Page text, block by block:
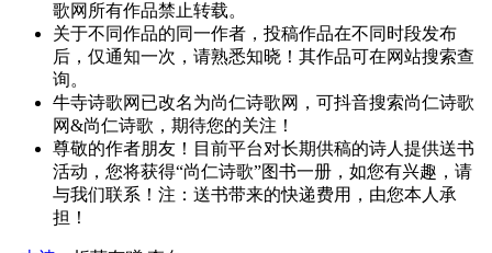
歌网所有作品禁止转载。
关于不同作品的同一作者，投稿作品在不同时段发布
后，仅通知一次，请熟悉知晓！其作品可在网站搜索查
询。
牛寺诗歌网已改名为尚仁诗歌网，可抖音搜索尚仁诗歌
网&尚仁诗歌，期待您的关注！
尊敬的作者朋友！目前平台对长期供稿的诗人提供送书
活动，您将获得“尚仁诗歌”图书一册，如您有兴趣，请
与我们联系！注：送书带来的快递费用，由您本人承
担！